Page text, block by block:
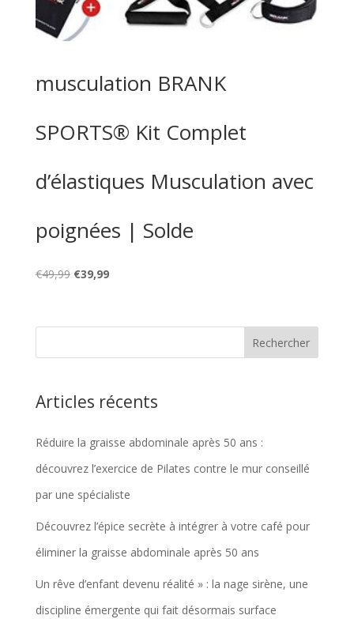
musculation BRANK
SPORTS® Kit Complet
d’élastiques Musculation avec
poignées | Solde
€49,99 Le
était :
€39,99Le
est :
Articles récents
Réduire la graisse abdominale après 50 ans :
découvrez l’exercice de Pilates contre le mur conseillé
par une spécialiste
Découvrez l’épice secrète à intégrer à votre café pour
éliminer la graisse abdominale après 50 ans
Un rêve d’enfant devenu réalité » : la nage sirène, une
discipline émergente qui fait désormais surface